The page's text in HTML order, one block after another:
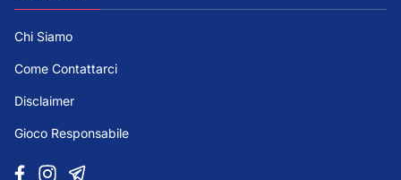
Chi Siamo
Come Contattarci
Disclaimer
Gioco Responsabile